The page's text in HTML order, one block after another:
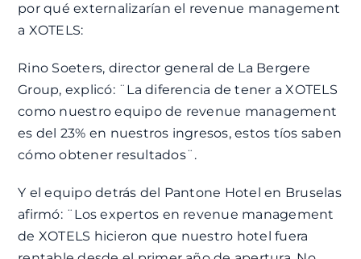
por qué externalizarían el revenue management
a XOTELS:
Rino Soeters, director general de La Bergere
Group, explicó: ¨La diferencia de tener a XOTELS
como nuestro equipo de revenue management
es del 23% en nuestros ingresos, estos tíos saben
cómo obtener resultados¨.
Y el equipo detrás del Pantone Hotel en Bruselas
afirmó: ¨Los expertos en revenue management
de XOTELS hicieron que nuestro hotel fuera